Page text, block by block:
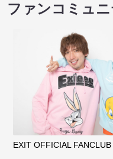
ファンコミュニ
EXIT OFFICIAL